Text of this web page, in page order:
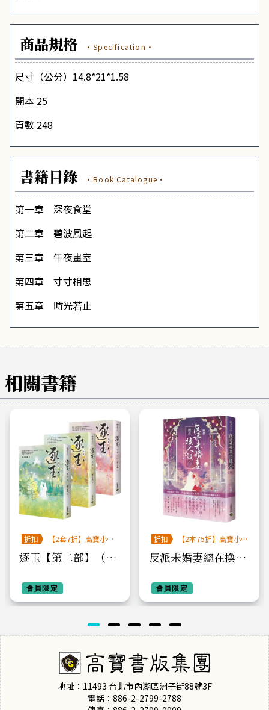
商品規格 ·Specification·
尺寸（公分）14.8*21*1.58
開本 25
頁數 248
書籍目錄 ·Book Catalogue·
第一章 深夜食堂
第二章 碧波風起
第三章 午夜畫室
第四章 寸寸相思
第五章 時光若止
相關書籍
折扣
【2套7折】高寶小說
逐玉【第二部】（上
玉》電視劇原著小說
會員限定
折扣
【2本75折】高寶小
反派未婚妻總在換人
與大魔王？！（上
卷）
會員限定
地址：11493 台北市內湖區洲子街88號3F
電話：886-2-2799-2788